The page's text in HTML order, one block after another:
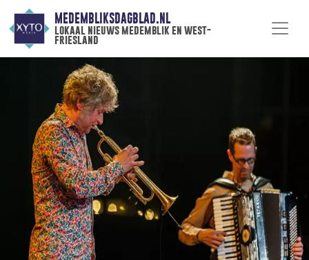
MEDEMBLIKSDAGBLAD.NL
lokaal nieuws medemblik en west-
friesland